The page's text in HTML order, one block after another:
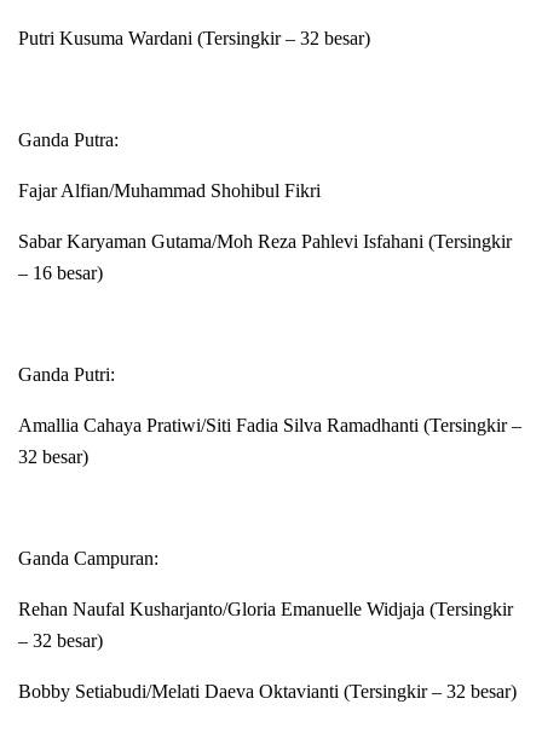
Putri Kusuma Wardani (Tersingkir – 32 besar)
Ganda Putra:
Fajar Alfian/Muhammad Shohibul Fikri
Sabar Karyaman Gutama/Moh Reza Pahlevi Isfahani (Tersingkir
– 16 besar)
Ganda Putri:
Amallia Cahaya Pratiwi/Siti Fadia Silva Ramadhanti (Tersingkir –
32 besar)
Ganda Campuran:
Rehan Naufal Kusharjanto/Gloria Emanuelle Widjaja (Tersingkir
– 32 besar)
Bobby Setiabudi/Melati Daeva Oktavianti (Tersingkir – 32 besar)